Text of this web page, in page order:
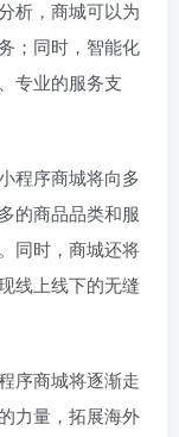
析，商城可以为
；同时，智能化
专业的服务支
程序商城将向多
的商品品类和服
同时，商城还将
线上线下的无缝
序商城将逐渐走
力量，拓展海外